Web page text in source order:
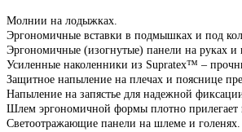
Молнии на лодыжках.
Эргономичные вставки в подмышках и под
Эргономичные (изогнутые) панели на руках и
Усиленные наколенники из Supratex™ –
Защитное напыление на плечах и пояснице
Напыление на запястье для надежной
Шлем эргономичной формы плотно прилегает
Светоотражающие панели на шлеме и голенях.